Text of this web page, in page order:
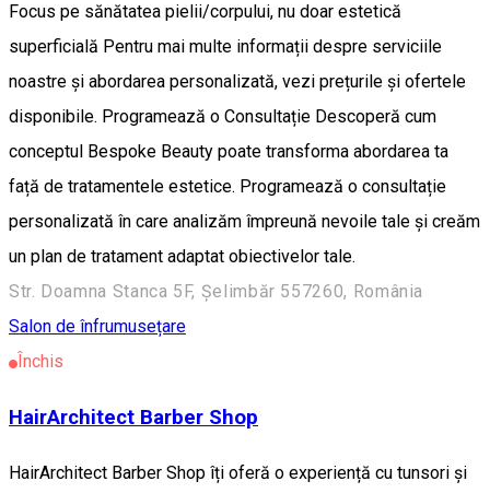
Focus pe sănătatea pielii/corpului, nu doar estetică
superficială Pentru mai multe informații despre serviciile
noastre și abordarea personalizată, vezi prețurile și ofertele
disponibile. Programează o Consultație Descoperă cum
conceptul Bespoke Beauty poate transforma abordarea ta
față de tratamentele estetice. Programează o consultație
personalizată în care analizăm împreună nevoile tale și creăm
un plan de tratament adaptat obiectivelor tale.
Str. Doamna Stanca 5F, Șelimbăr 557260, România
Salon de înfrumusețare
Închis
HairArchitect Barber Shop
HairArchitect Barber Shop îți oferă o experiență cu tunsori și